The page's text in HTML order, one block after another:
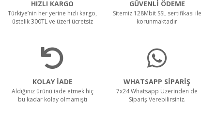
HIZLI KARGO
Türkiye’nin her yerine hızlı kargo,
üstelik 300TL ve üzeri ücretsiz
GÜVENLİ ÖDEME
Sitemiz 128Mbit SSL sertifikası ile
korunmaktadır
KOLAY İADE
Aldığınız ürünü iade etmek hiç
bu kadar kolay olmamıştı
WHATSAPP SİPARİŞ
7x24 Whatsapp Üzerinden de
Sipariş Verebilirsiniz.